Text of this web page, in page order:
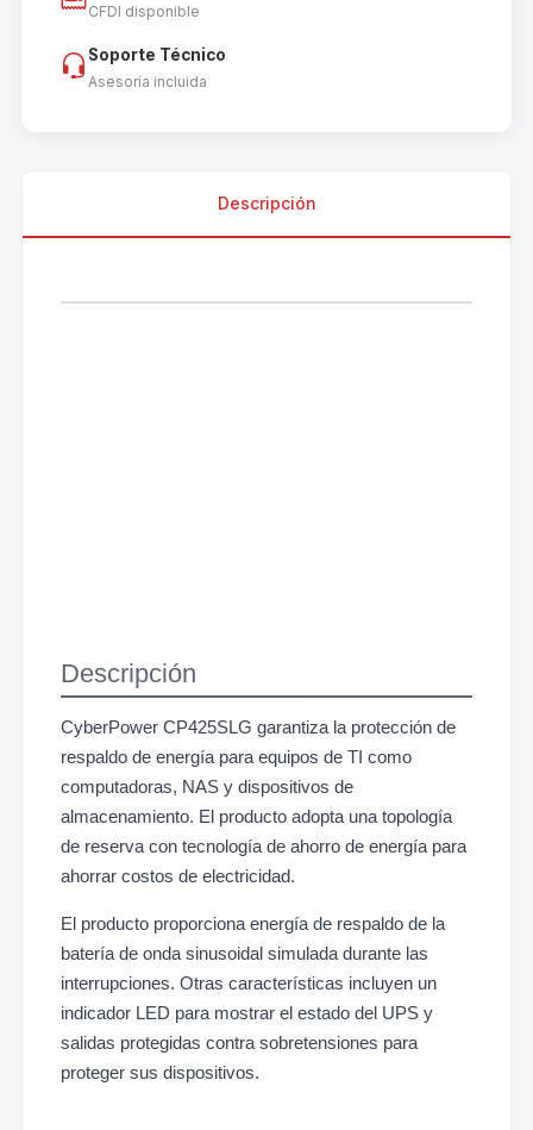
CFDI disponible
Soporte Técnico
Asesoría incluida
Descripción
Descripción
CyberPower CP425SLG garantiza la protección de
respaldo de energía para equipos de TI como
computadoras, NAS y dispositivos de
almacenamiento. El producto adopta una topología
de reserva con tecnología de ahorro de energía para
ahorrar costos de electricidad.
El producto proporciona energía de respaldo de la
batería de onda sinusoidal simulada durante las
interrupciones. Otras características incluyen un
indicador LED para mostrar el estado del UPS y
salidas protegidas contra sobretensiones para
proteger sus dispositivos.